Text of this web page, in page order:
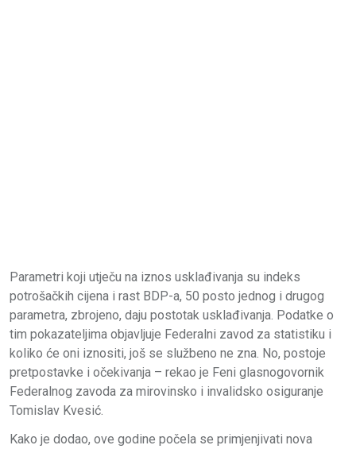
Parametri koji utječu na iznos usklađivanja su indeks
potrošačkih cijena i rast BDP-a, 50 posto jednog i drugog
parametra, zbrojeno, daju postotak usklađivanja. Podatke o
tim pokazateljima objavljuje Federalni zavod za statistiku i
koliko će oni iznositi, još se službeno ne zna. No, postoje
pretpostavke i očekivanja – rekao je Feni glasnogovornik
Federalnog zavoda za mirovinsko i invalidsko osiguranje
Tomislav Kvesić.
Kako je dodao, ove godine počela se primjenjivati nova